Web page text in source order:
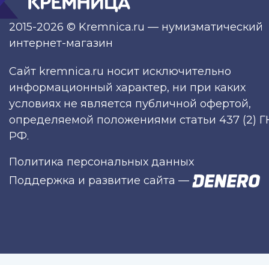
2015-2026 © Kremnica.ru — нумизматический
интернет-магазин
Сайт kremnica.ru носит исключительно
информационный характер, ни при каких
условиях не является публичной офертой,
определяемой положениями статьи 437 (2)
РФ.
Политика персональных данных
Поддержка и развитие сайта —